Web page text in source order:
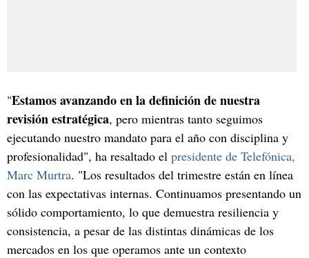
"Estamos avanzando en la definición de nuestra
revisión estratégica, pero mientras tanto seguimos
ejecutando nuestro mandato para el año con disciplina y
profesionalidad", ha resaltado el presidente de Telefónica,
Marc Murtra. "Los resultados del trimestre están en línea
con las expectativas internas. Continuamos presentando un
sólido comportamiento, lo que demuestra resiliencia y
consistencia, a pesar de las distintas dinámicas de los
mercados en los que operamos ante un contexto